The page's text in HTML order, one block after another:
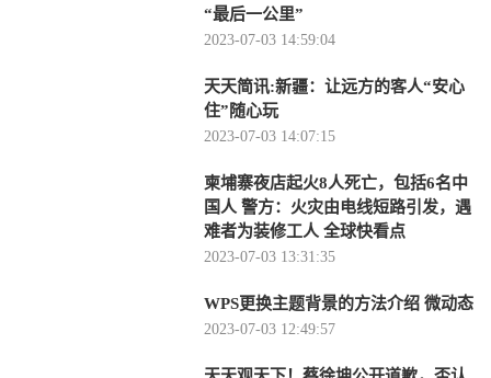
“最后一公里”
2023-07-03 14:59:04
天天简讯:新疆：让远方的客人“安心
住”随心玩
2023-07-03 14:07:15
柬埔寨夜店起火8人死亡，包括6名中
国人 警方：火灾由电线短路引发，遇
难者为装修工人 全球快看点
2023-07-03 13:31:35
WPS更换主题背景的方法介绍 微动态
2023-07-03 12:49:57